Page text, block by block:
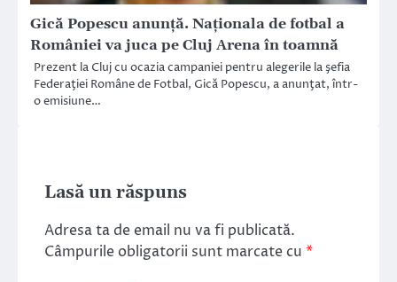
Gică Popescu anunţă. Naţionala de fotbal a
României va juca pe Cluj Arena în toamnă
Prezent la Cluj cu ocazia campaniei pentru alegerile la şefia
Federaţiei Române de Fotbal, Gică Popescu, a anunţat, într-
o emisiune…
Lasă un răspuns
Adresa ta de email nu va fi publicată.
Câmpurile obligatorii sunt marcate cu *